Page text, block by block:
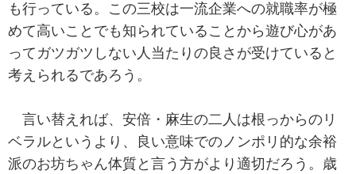
も行っている。この三校は一流企業への就職率が極
めて高いことでも知られていることから遊び心があ
ってガツガツしない人当たりの良さが受けていると
考えられるであろう。
言い替えれば、安倍・麻生の二人は根っからのリ
ベラルというより、良い意味でのノンポリ的な余裕
派のお坊ちゃん体質と言う方がより適切だろう。歳